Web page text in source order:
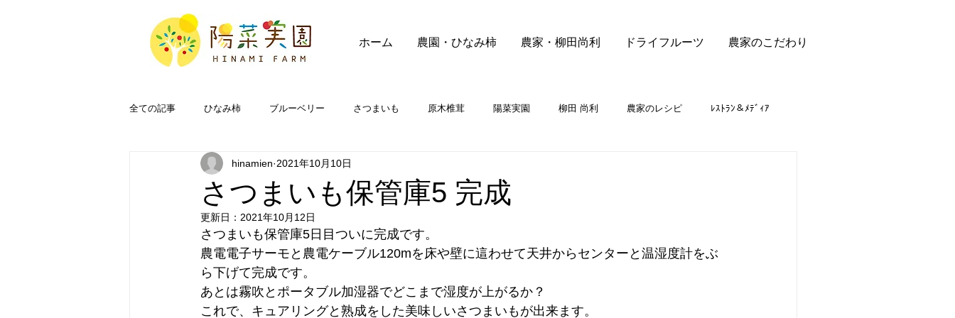
ホーム 農園・ひなみ柿 農家・柳田尚利 ドライフルーツ 農家のこだわり
全ての記事 ひなみ柿 ブルーベリー さつまいも 原木椎茸 陽菜実園 柳田 尚利 農家のレシピ ﾚｽﾄﾗﾝ＆ﾒﾃﾞｨｱ
FAQ
さつまいも保管庫5 完成
hinamien 2021年10月10日
更新日： 2021年10月12日
さつまいも保管庫5日目ついに完成です。
農電電子サーモと農電ケーブル120mを床や壁に這わせて天井からセンターと温湿度計をぶ
ら下げて完成です。
あとは霧吹とポータブル加湿器でどこまで湿度が上がるか？
これで、キュアリングと熟成をした美味しいさつまいもが出来ます。